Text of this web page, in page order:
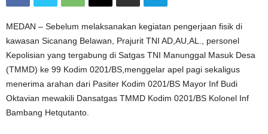
MEDAN – Sebelum melaksanakan kegiatan pengerjaan fisik di
kawasan Sicanang Belawan, Prajurit TNI AD,AU,AL., personel
Kepolisian yang tergabung di Satgas TNI Manunggal Masuk Desa
(TMMD) ke 99 Kodim 0201/BS,menggelar apel pagi sekaligus
menerima arahan dari Pasiter Kodim 0201/BS Mayor Inf Budi
Oktavian mewakili Dansatgas TMMD Kodim 0201/BS Kolonel Inf
Bambang Hetqutanto.